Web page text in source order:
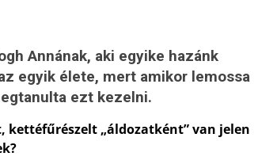
Annának, aki egyike hazánk
egyik élete, mert amikor lemossa
ezt kezelni.
kettéfűrészelt „áldozatként” van jelen